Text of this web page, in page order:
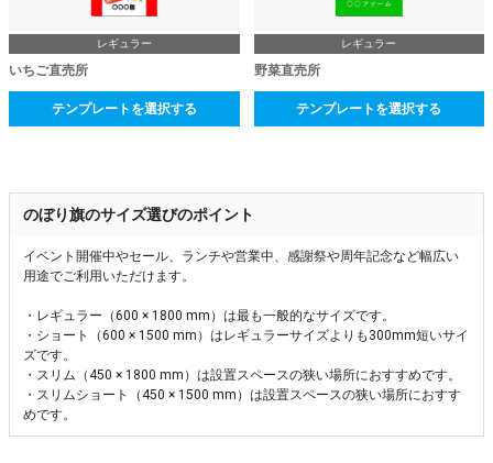
レギュラー
いちご直売所
テンプレートを選択する
レギュラー
野菜直売所
テンプレートを選択する
のぼり旗のサイズ選びのポイント
イベント開催中やセール、ランチや営業中、感謝祭や周年記念など幅広い
用途でご利用いただけます。
・レギュラー（600 × 1800 mm）は最も一般的なサイズです。
・ショート（600 × 1500 mm）はレギュラーサイズよりも300mm短いサイ
ズです。
・スリム（450 × 1800 mm）は設置スペースの狭い場所におすすめです。
・スリムショート（450 × 1500 mm）は設置スペースの狭い場所におすす
めです。